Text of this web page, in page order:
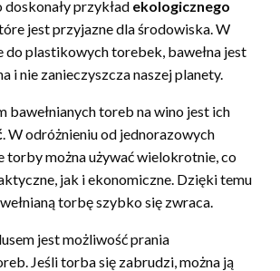
przykład ekologicznego
jest przyjazne dla środowiska. W
plastikowych torebek, bawełna jest
i nie zanieczyszcza naszej planety.
bawełnianych toreb na wino jest ich
. W odróżnieniu od jednorazowych
torby można używać wielokrotnie, co
jak i ekonomiczne. Dzięki temu
torbę szybko się zwraca.
jest możliwość prania
Jeśli torba się zabrudzi, można ją